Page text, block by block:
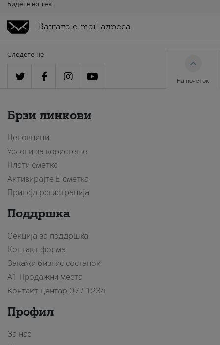
Бидете во тек
Следете нè
На почеток
Брзи линкови
Ценовници
Услови за користење
Плати сметка
Активирајте Е-сметка
Припејд регистрација
Поддршка
Секција за поддршка
Контакт форма
Закажи бизнис состанок
A1 Продажни места
Контакт центар 077 1234
Профил
За нас